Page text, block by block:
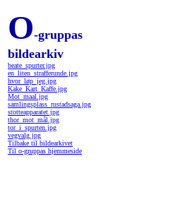
O-gruppas
bildearkiv
beate_spurter.jpg
en_liten_strafferunde.jpg
hvor_løp_jeg.jpg
Kake_Kart_Kaffe.jpg
Mot_maal.jpg
samlingsplass_rustadsaga.jpg
stotteapparatet.jpg
thor_mot_mål.jpg
tor_i_spurten.jpg
vegvalg.jpg
Tilbake til bildearkivet
Til o-gruppas hjemmeside